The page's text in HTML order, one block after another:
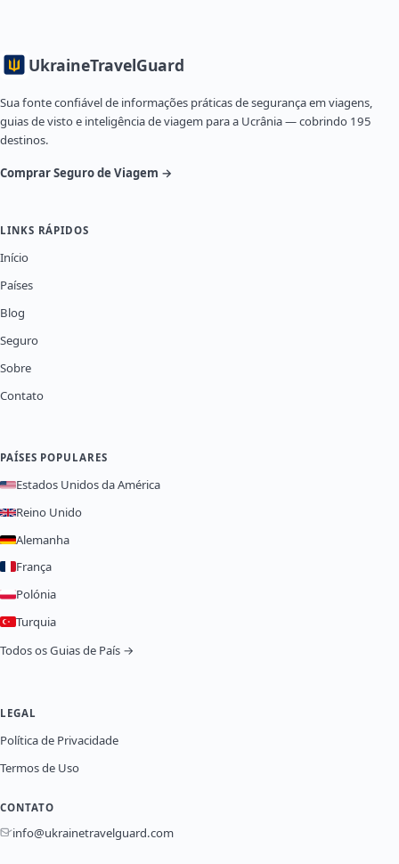
UkraineTravelGuard
Sua fonte confiável de informações práticas de segurança em viagens,
guias de visto e inteligência de viagem para a Ucrânia — cobrindo 195
destinos.
Comprar Seguro de Viagem →
LINKS RÁPIDOS
Início
Países
Blog
Seguro
Sobre
Contato
PAÍSES POPULARES
Estados Unidos da América
Reino Unido
Alemanha
França
Polónia
Turquia
Todos os Guias de País →
LEGAL
Política de Privacidade
Termos de Uso
CONTATO
info@ukrainetravelguard.com